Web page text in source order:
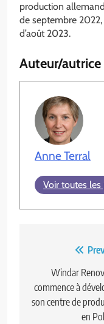
production
de septembre 2022,
d’août 2023.
Auteur/autrice
Anne Terral
Voir toutes
Navigation
l’article
Windar
commence à
son centre de
en